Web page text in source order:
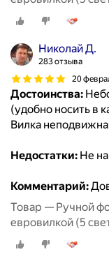
Николай Д.
283 отзыва
20
Достоинства:
(удобно носить в
Вилка
Недостатки: Не
Комментарий:
Товар — Ручной
евровилкой (5